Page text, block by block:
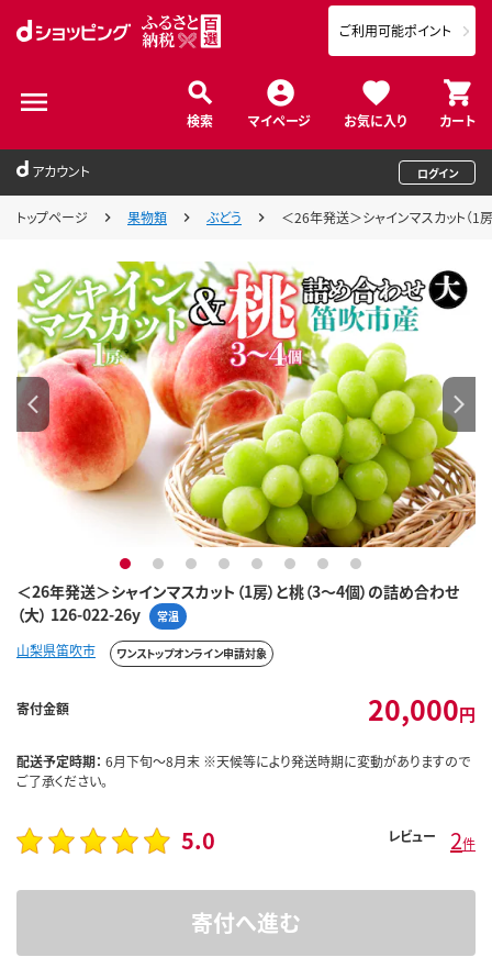
検索 マイページ お気に入り カート
ご利用可能ポイント
アカウント ログイン
トップページ 果物類 ぶどう ＜26年発送＞シャインマスカット（1
＜26年発送＞シャインマスカット（1房）と桃（3～4個）の詰め合わせ
（大） 126-022-26y
常温
1 2 3 4 5 6 7 8
山梨県笛吹市 ワンストップオンライン申請対象
寄付金額 20,000円
配送予定時期： 6月下旬～8月末 ※天候等により発送時期に変動がありますので
ご了承ください。
5.0 レビュー 2件
寄付へ進む